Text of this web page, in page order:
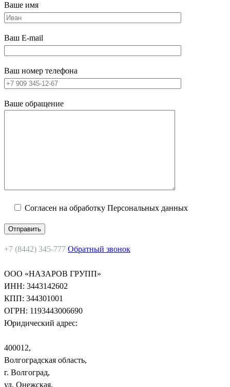
Ваше имя
Ваш E-mail
Ваш номер телефона
Ваше обращение
Согласен на обработку Персональных данных
+7 (8442) 345-777 Обратный звонок
ООО «НАЗАРОВ ГРУПП»
ИНН: 3443142602
КПП: 344301001
ОГРН: 1193443006690
Юридический адрес:
400012,
Волгоградская область,
г. Волгоград,
ул. Онежская,